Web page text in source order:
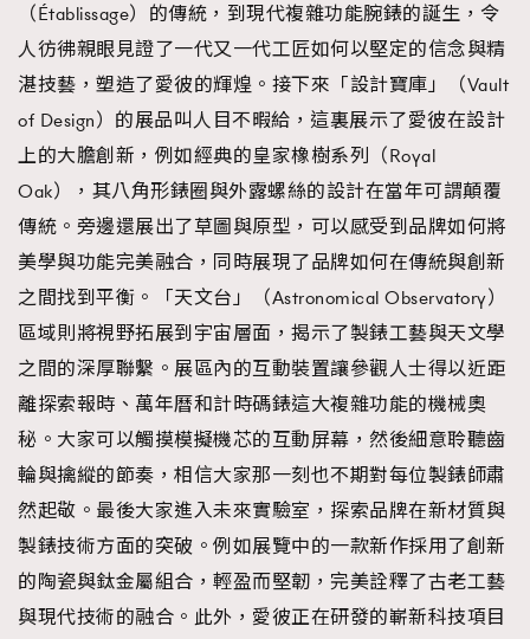
（Établissage）的傳統，到現代複雜功能腕錶的誕生，令
人彷彿親眼見證了一代又一代工匠如何以堅定的信念與精
湛技藝，塑造了愛彼的輝煌。接下來「設計寶庫」（Vault
of Design）的展品叫人目不暇給，這裏展示了愛彼在設計
上的大膽創新，例如經典的皇家橡樹系列（Royal
Oak），其八角形錶圈與外露螺絲的設計在當年可謂顛覆
傳統。旁邊還展出了草圖與原型，可以感受到品牌如何將
美學與功能完美融合，同時展現了品牌如何在傳統與創新
之間找到平衡。「天文台」（Astronomical Observatory）
區域則將視野拓展到宇宙層面，揭示了製錶工藝與天文學
之間的深厚聯繫。展區內的互動裝置讓參觀人士得以近距
離探索報時、萬年曆和計時碼錶這大複雜功能的機械奧
秘。大家可以觸摸模擬機芯的互動屏幕，然後細意聆聽齒
輪與擒縱的節奏，相信大家那一刻也不期對每位製錶師肅
然起敬。最後大家進入未來實驗室，探索品牌在新材質與
製錶技術方面的突破。例如展覽中的一款新作採用了創新
的陶瓷與鈦金屬組合，輕盈而堅韌，完美詮釋了古老工藝
與現代技術的融合。此外，愛彼正在研發的嶄新科技項目